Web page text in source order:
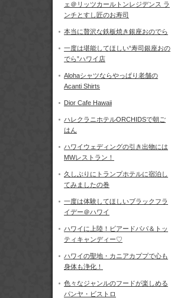
ェ＠リッツカールトンレジデンス ラ
ンチとすし匠のお寿司
本当に贅沢な鉄板焼き銀座おのでら
一度は堪能してほしい“寿司銀座おの
でら”ハワイ店
Alohaシャツならやっぱり老舗の
Acanti Shirts
Dior Cafe Hawaii
ハレクラニホテルORCHIDSで朝ご
はん
ハワイウェディングの引き出物には
MWレストラン！
久しぶりにトランプホテルに宿泊し
てみましたの巻
一度は体験してほしいブラックフラ
イデー＠ハワイ
ハワイに上陸！ビアードパパ＆トッ
ティキャンディー♡
ハワイの聖地・カニアカププで心も
身体も浄化！
色々なジャンルのフードが楽しめる
パンヤ・ビストロ